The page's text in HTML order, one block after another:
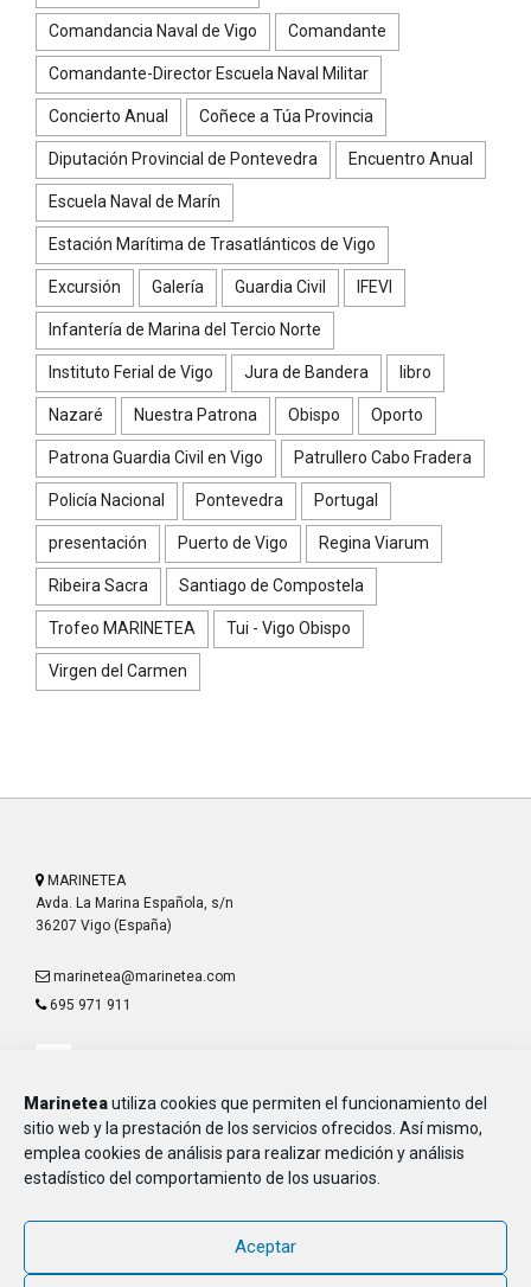
Marineteautiliza cookies que permiten el funcionamiento del
sitio web y la prestación de los servicios ofrecidos. Así mismo,
emplea cookies de análisis para realizar medición y análisis
estadístico del comportamiento de los usuarios.
Aceptar
Comandancia Naval de Vigo Comandante
Comandante-Director Escuela Naval Militar
Concierto Anual Coñece a Túa Provincia
Diputación Provincial de Pontevedra Encuentro Anual
Escuela Naval de Marín
Estación Marítima de Trasatlánticos de Vigo
Excursión Galería Guardia Civil IFEVI
Infantería de Marina del Tercio Norte
Instituto Ferial de Vigo Jura de Bandera libro
Nazaré Nuestra Patrona Obispo Oporto
Patrona Guardia Civil en Vigo Patrullero Cabo Fradera
Policía Nacional Pontevedra Portugal
presentación Puerto de Vigo Regina Viarum
Ribeira Sacra Santiago de Compostela
Trofeo MARINETEA Tui - Vigo Obispo
Virgen del Carmen
MARINETEA
Avda. La Marina Española, s/n
36207 Vigo (España)
marinetea@marinetea.com
695 971 911
Aviso Legal
Política de Privacidad
Política de Cookies
MARINETEA, Asociación de Marineros de la E.T.E.A. y Armada, CIF G-